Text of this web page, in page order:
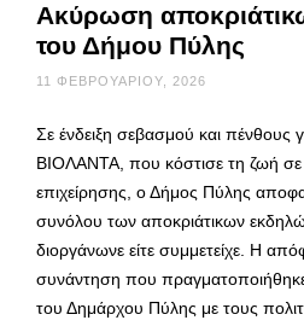
Ακύρωση
του Δήμου Πύλης
11 ΦΕΒΡΟΥΑΡΊΟΥ, 2026
Σε ένδειξη σεβασμού και πένθους
ΒΙΟΛΑΝΤΑ, που κόστισε τη ζωή σε
επιχείρησης, ο Δήμος Πύλης
συνόλου των αποκριάτικων
διοργάνωνε είτε συμμετείχε. Η
συνάντηση που
του Δημάρχου Πύλης με τους